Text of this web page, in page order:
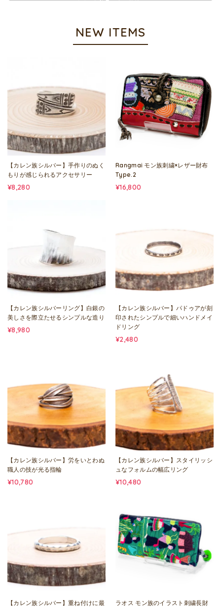
チベット仏具アクセサリー
NEW ITEMS
【カレン族シルバー】手作りのぬく
もりが感じられるアクセサリー
¥8,280
Rangmai モン族刺繍×レザー財布
Type.2
¥16,800
【カレン族シルバーリング】白銀の
美しさを際立たせるシンプルな造り
¥8,980
【カレン族シルバー】パドゥアが刻
印されたシンプルで細いハンドメイ
ドリング
¥2,480
【カレン族シルバー】労をいとわぬ
職人の技が光る指輪
¥10,780
【カレン族シルバー】スタイリッシ
ュなフォルムの幅広リング
¥10,480
【カレン族シルバー】重ね付けに最
ラオス モン族のイラスト刺繍長財